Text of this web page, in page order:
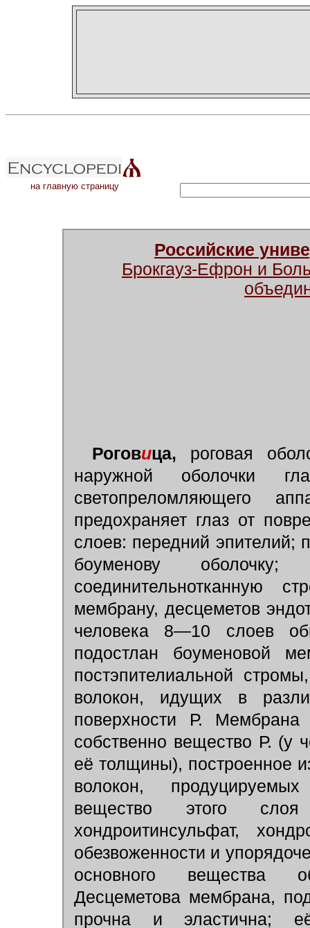
на главную страницу
Российские
Брокгауз-Ефрон и
Роговица, роговая
наружной оболочки
светопреломляющего
предохраняет глаз от
слоев: передний
боуменову
соединительнотканную
мембрану, десцеметов
человека 8—10 слоев
подостлан боуменовой
постэпителиальной
волокон, идущих в
поверхности Р.
собственно вещество Р. (у
её толщины), построенное
волокон,
вещество этого слоя
хондроитинсульфат,
обезвоженности и
основного вещества
Десцеметова мембрана,
прочна и эластична;